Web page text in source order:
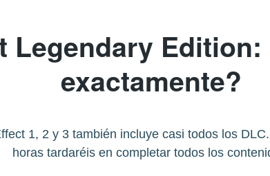
Legendary
exactamente?
1, 2 y 3 también incluye casi todos los
horas tardaréis en completar todos los